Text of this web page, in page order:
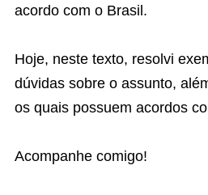
acordo com o Brasil.
Hoje, neste texto, resolvi
dúvidas sobre o assunto,
os quais possuem acordos
Acompanhe comigo!